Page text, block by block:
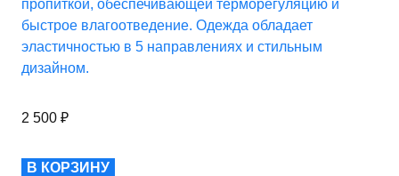
пропиткой, обеспечивающей терморегуляцию и
быстрое влагоотведение. Одежда обладает
эластичностью в 5 направлениях и стильным
дизайном.
2 500 ₽
В КОРЗИНУ